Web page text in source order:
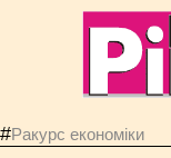
#Ракурс економiки